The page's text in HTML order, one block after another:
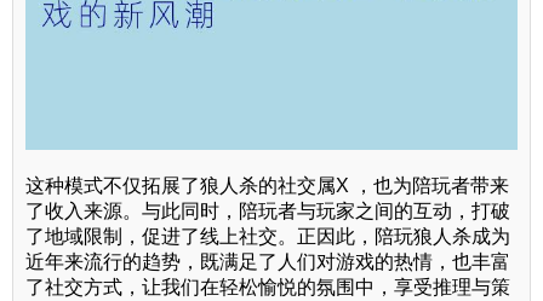
这种模式不仅拓展了狼人杀的社交属X ，也为陪玩者带来
了收入来源。与此同时，陪玩者与玩家之间的互动，打破
了地域限制，促进了线上社交。正因此，陪玩狼人杀成为
近年来流行的趋势，既满足了人们对游戏的热情，也丰富
了社交方式，让我们在轻松愉悦的氛围中，享受推理与策